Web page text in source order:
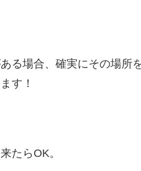
る場合、確実にその場所
す！
たらOK。